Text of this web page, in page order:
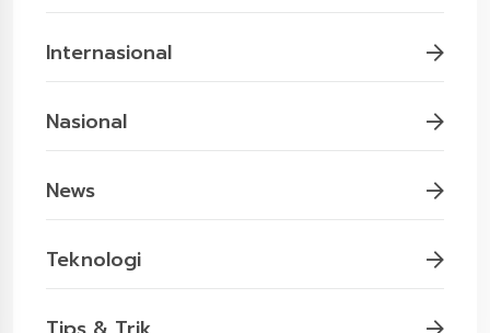
Internasional
Nasional
News
Teknologi